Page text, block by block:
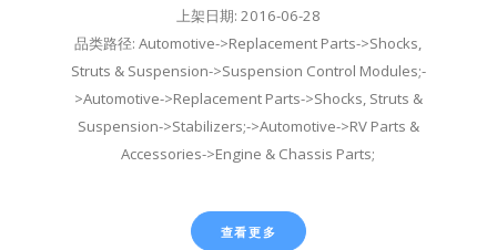
上架日期: 2016-06-28
品类路径: Automotive->Replacement Parts->Shocks,
Struts & Suspension->Suspension Control Modules;-
>Automotive->Replacement Parts->Shocks, Struts &
Suspension->Stabilizers;->Automotive->RV Parts &
Accessories->Engine & Chassis Parts;
查看更多